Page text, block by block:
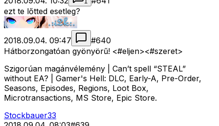
ezt te lőtted esetleg?
2018.09.04. 09:47 #640
Hátborzongatóan gyönyörű! <#eljen><#szeret>
Szigorúan magánvélemény | Can’t spell “STEAL”
without EA? | Gamer's Hell: DLC, Early-A, Pre-Order,
Seasons, Episodes, Regions, Loot Box,
Microtransactions, MS Store, Epic Store.
Stockbauer33